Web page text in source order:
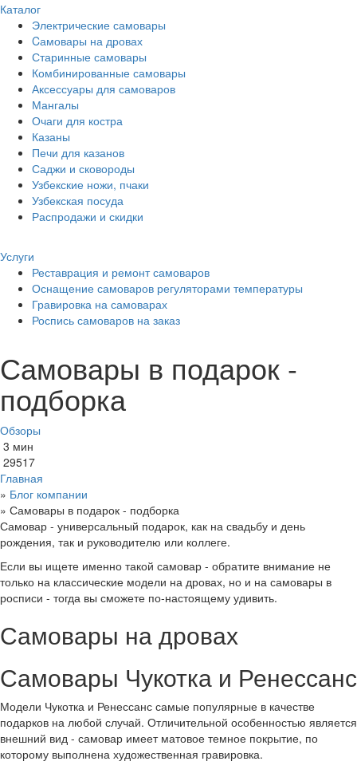
Каталог
Электрические самовары
Cамовары на дровах
Старинные самовары
Комбинированные самовары
Аксессуары для самоваров
Мангалы
Очаги для костра
Казаны
Печи для казанов
Саджи и сковороды
Узбекские ножи, пчаки
Узбекская посуда
Распродажи и скидки
Услуги
Реставрация и ремонт самоваров
Оснащение самоваров регуляторами температуры
Гравировка на самоварах
Роспись самоваров на заказ
Самовары в подарок -
подборка
Обзоры
3 мин
29517
Главная
» Блог компании
» Самовары в подарок - подборка
Самовар - универсальный подарок, как на свадьбу и день
рождения, так и руководителю или коллеге.
Если вы ищете именно такой самовар - обратите внимание не
только на классические модели на дровах, но и на самовары в
росписи - тогда вы сможете по-настоящему удивить.
Самовары на дровах
Самовары Чукотка и Ренессанс
Модели Чукотка и Ренессанс самые популярные в качестве
подарков на любой случай. Отличительной особенностью является
внешний вид - самовар имеет матовое темное покрытие, по
которому выполнена художественная гравировка.